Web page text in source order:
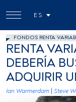
ES
FONDOS RENTA
RENTA
DEBERÍA
ADQUIRIR
Ian Warmerdam Steve